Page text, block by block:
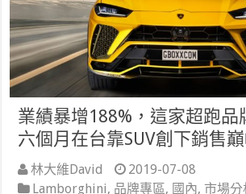
業績暴增188%，這家超跑品
六個月在台靠SUV創下銷售
林大維David
2019-07-08
Lamborghini, 品牌專區, 國內, 市場分